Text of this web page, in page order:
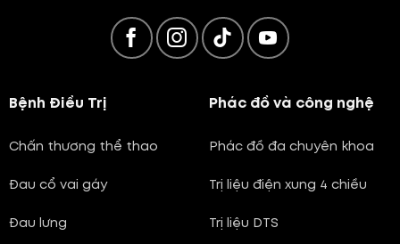
Bệnh Điều Trị
Chấn thương thể thao
Đau cổ vai gáy
Đau lưng
Phác đồ và công nghệ
Phác đồ đa chuyên khoa
Trị liệu điện xung 4 chiều
Trị liệu DTS